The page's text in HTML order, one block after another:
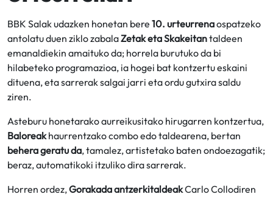
BBK Salak udazken honetan bere 10. urteurrenaospatzeko
antolatu duen ziklo zabalaZetak eta Skakeitantaldeen
emanaldiekin amaituko da; horrela burutuko da bi
hilabeteko programazioa, ia hogei bat kontzertu eskaini
dituena, eta sarrerak salgai jarri eta ordu gutxira saldu
ziren.
Asteburu honetarako aurreikusitako hirugarren kontzertua,
Baloreakhaurrentzako combo edo taldearena, bertan
behera geratu da, tamalez, artistetako baten ondoezagatik;
beraz, automatikoki itzuliko dira sarrerak.
Horren ordez,Gorakada antzerkitaldeakCarlo Collodiren